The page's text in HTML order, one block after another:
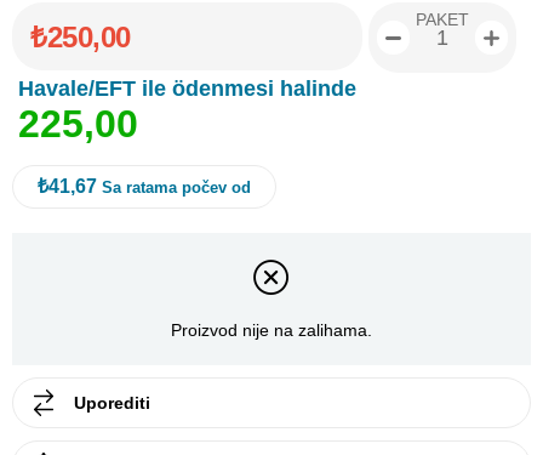
₺250,00
Havale/EFT ile ödenmesi halinde
225,00
PAKET
₺41,67 Sa ratama počev od
Proizvod nije na zalihama.
Uporediti